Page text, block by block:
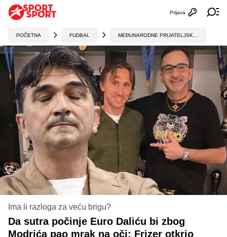
Otvori
Prijava
POČETNA FUDBAL
Ima li razloga za veću brigu?
Da sutra počinje Euro Daliću bi zbog
Modrića pao mrak na oči: Frizer otkrio